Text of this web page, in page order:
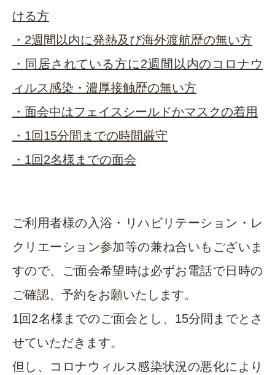
ける方
・2週間以内に発熱及び海外渡航歴の無い方
・同居されている方に2週間以内のコロナウ
ィルス感染・濃厚接触歴の無い方
・面会中はフェイスシールドかマスクの着用
・1回15分間までの時間厳守
・1回2名様までの面会
ご利用者様の入浴・リハビリテーション・レ
クリエーション参加等の兼ね合いもございま
すので、ご面会希望時は必ずお電話で日時の
ご確認、予約をお願いたします。
1回2名様までのご面会とし、15分間までとさ
せていただきます。
但し、コロナウィルス感染状況の悪化により